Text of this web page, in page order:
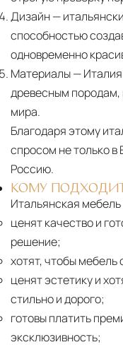
Дизайн—
способностью
одновременно
Материалы—
древесным породам,
мира.
Благодаря этому
спросом не только в
Россию.
КОМУ ПОДХОДИТ
Итальянская
ценят качество и
решение;
хотят, чтобы
ценят эстетику и
стильно и дорого;
готовы платить
эксклюзивность;